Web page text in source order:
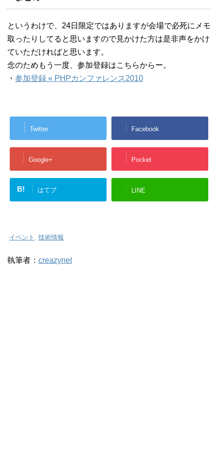
というわけで、24日限定ではありますが会場で必死にメモ
取ったりしてると思いますので見かけた方は是非声をかけ
ていただければと思います。
念のためもう一度、参加登録はこちらからー。
・ 参加登録 « PHPカンファレンス2010
Twitter Facebook
Google+ Pocket
B! はてブ LINE
-イベント , 技術情報
執筆者： creazynet